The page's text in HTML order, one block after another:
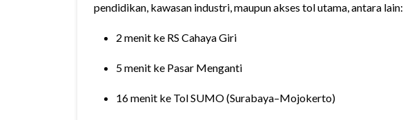
pendidikan, kawasan industri, maupun akses tol utama, antara lain:
2 menit ke RS Cahaya Giri
5 menit ke Pasar Menganti
16 menit ke Tol SUMO (Surabaya–Mojokerto)